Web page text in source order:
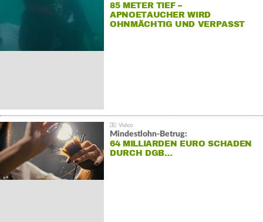
85 METER TIEF –
APNOETAUCHER WIRD
OHNMÄCHTIG UND VERPASST
Mindestlohn-Betrug:
64 MILLIARDEN EURO SCHADEN
DURCH DGB…